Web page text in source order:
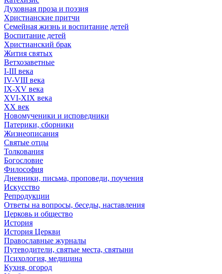
Духовная проза и поэзия
Христианские притчи
Семейная жизнь и воспитание детей
Воспитание детей
Христианский брак
Жития святых
Ветхозаветные
I-III века
IV-VIII века
IX-XV века
XVI-XIX века
XX век
Новомученики и исповедники
Патерики, сборники
Жизнеописания
Святые отцы
Толкования
Богословие
Философия
Дневники, письма, проповеди, поучения
Искусство
Репродукции
Ответы на вопросы, беседы, наставления
Церковь и общество
История
История Церкви
Православные журналы
Путеводители, святые места, святыни
Психология, медицина
Кухня, огород